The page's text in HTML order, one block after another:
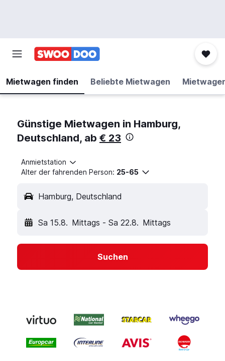
Mietwagen finden Beliebte Mietwagen
Günstige Mietwagen in Hamburg,
Deutschland, ab € 23
Anmietstation
Alter der fahrenden Person: 25-65
Hamburg, Deutschland
Sa 15.8. Mittags - Sa 22.8. Mittags
Suchen